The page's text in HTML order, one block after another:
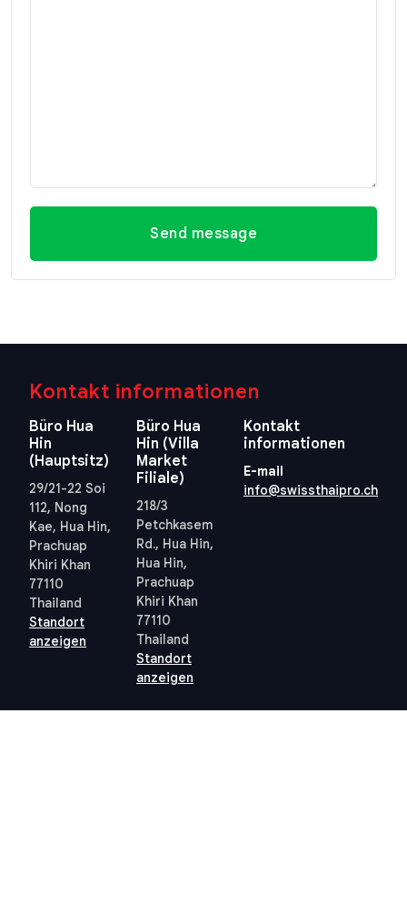
Send message
Kontakt informationen
Büro Hua
Hin
(Hauptsitz)
29/21-22 Soi
112, Nong
Kae, Hua Hin,
Prachuap
Khiri Khan
77110
Thailand
Standort
anzeigen
Büro Hua
Hin (Villa
Market
Filiale)
218/3
Petchkasem
Rd., Hua Hin,
Hua Hin,
Prachuap
Khiri Khan
77110
Thailand
Standort
anzeigen
Kontakt
informationen
E-mail
info@swissthaipro.ch